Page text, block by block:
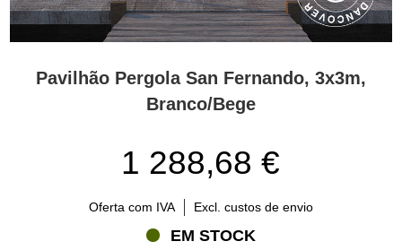
Pavilhão Pergola San Fernando, 3x3m,
Branco/Bege
1 288,68 €
Oferta com IVA Excl. custos de envio
EM STOCK